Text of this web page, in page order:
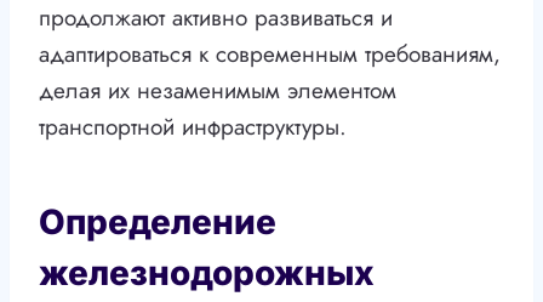
продолжают активно развиваться и
адаптироваться к современным требованиям,
делая их незаменимым элементом
транспортной инфраструктуры.
Определение
железнодорожных